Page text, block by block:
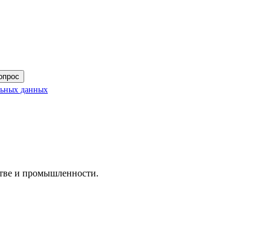
данных
и промышленности.